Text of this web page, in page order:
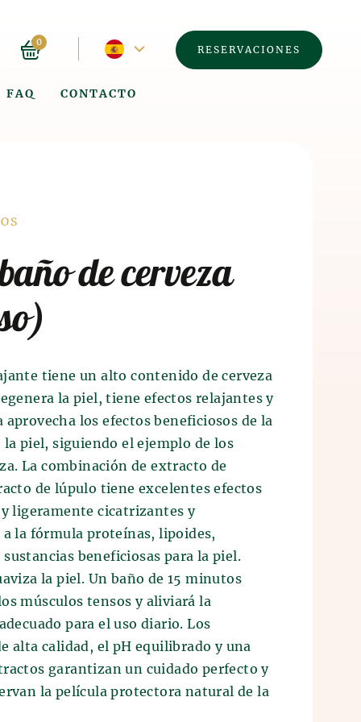
RESERVACIONES
Idioma
actual
0
FAQ CONTACTO
de cerveza
tiene un alto contenido de cerveza
la piel, tiene efectos relajantes y
los efectos beneficiosos de la
la piel, siguiendo el ejemplo de los
La combinación de extracto de
de lúpulo tiene excelentes efectos
ligeramente cicatrizantes y
la fórmula proteínas, lipoides,
beneficiosas para la piel.
la piel. Un baño de 15 minutos
músculos tensos y aliviará la
para el uso diario. Los
alta calidad, el pH equilibrado y una
garantizan un cuidado perfecto y
la película protectora natural de la